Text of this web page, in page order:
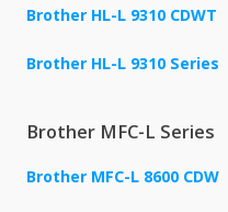
Brother HL-L 9310 CDWT
Brother HL-L 9310 Series
Brother MFC-L Series
Brother MFC-L 8600 CDW